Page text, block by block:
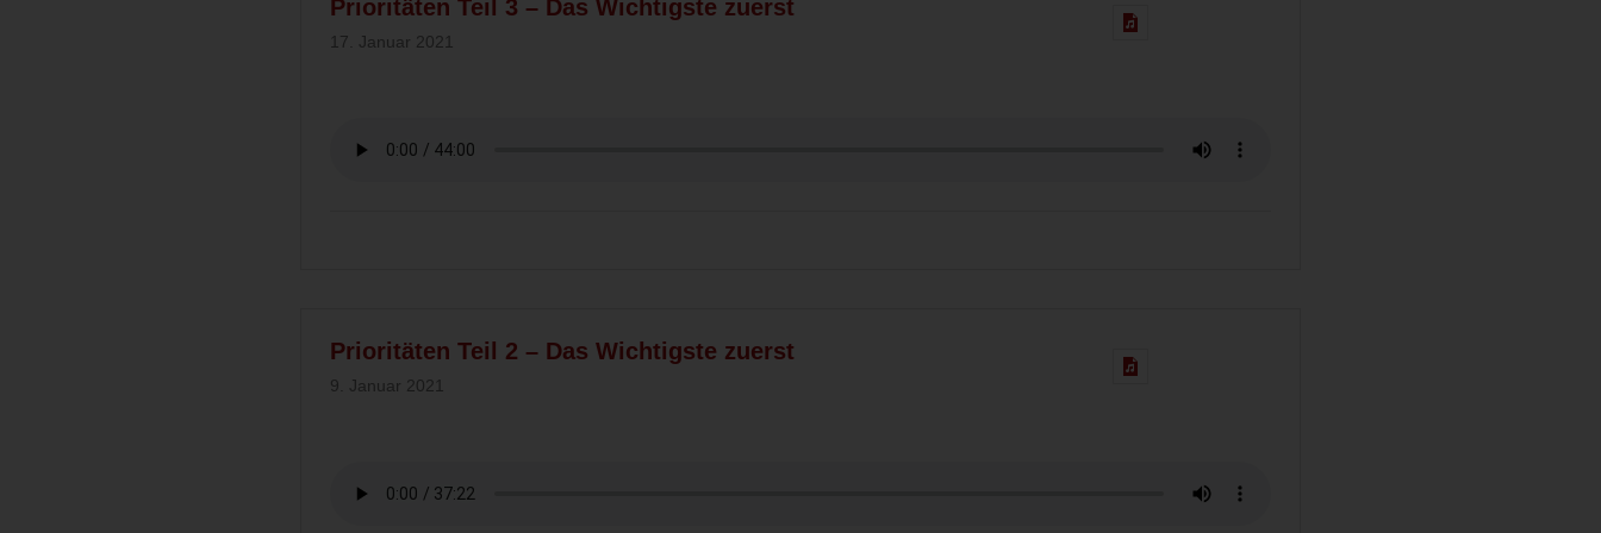
Prioritäten Teil 3 – Das Wichtigste zuerst
17. Januar 2021
Prioritäten Teil 2 – Das Wichtigste zuerst
9. Januar 2021